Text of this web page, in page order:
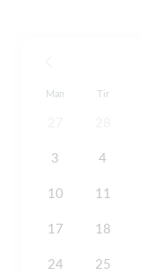
Man Tir
3 4
10 11
17 18
24 25